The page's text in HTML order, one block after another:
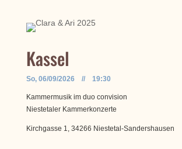
Kassel
So, 06/09/2026 // 19:30
Kammermusik im duo convision
Niestetaler Kammerkonzerte
Kirchgasse 1, 34266 Niestetal-Sandershausen